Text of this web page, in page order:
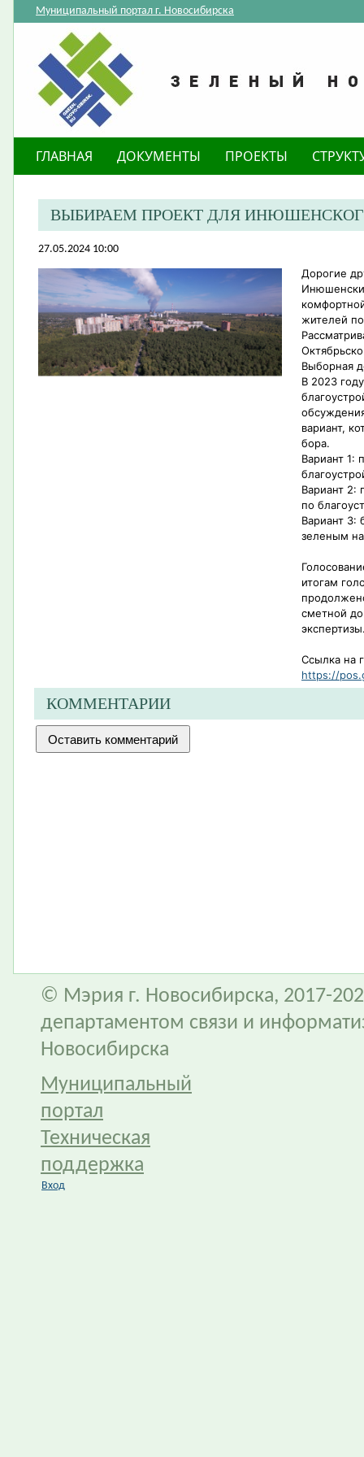
Муниципальный портал г. Новосибирска
ГЛАВНАЯ ДОКУМЕНТЫ ПРОЕКТЫ
ВЫБИРАЕМ ПРОЕКТ ДЛЯ
27.05.2024 10:00
Дорогие
жителей
Выборная
В 2023
вариант,
бора.
Вариант 1:
Вариант 2:
по
Вариант 3:
зеленым
итогам
сметной
Ссылка на
https://
КОММЕНТАРИИ
© Мэрия г. Новосибирска, 2017-
департаментом связи и
Новосибирска
Муниципальный
портал
Техническая
поддержка
Вход